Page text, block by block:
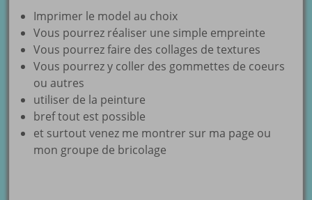
Imprimer le model au choix
Vous pourrez réaliser une simple empreinte
Vous pourrez faire des collages de textures
Vous pourrez y coller des gommettes de coeurs
ou autres
utiliser de la peinture
bref tout est possible
et surtout venez me montrer sur ma page ou
mon groupe de bricolage